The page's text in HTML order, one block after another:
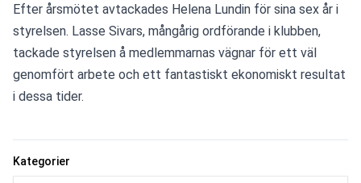
Kategorier
Efter årsmötet avtackades Helena Lundin för sina sex år i
styrelsen. Lasse Sivars, mångårig ordförande i klubben,
tackade styrelsen å medlemmarnas vägnar för ett väl
genomfört arbete och ett fantastiskt ekonomiskt resultat
i dessa tider.